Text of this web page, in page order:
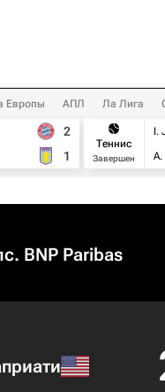
Европы АПЛ Ла Лига
2
1
Теннис
Завершен
I.
А.
BNP Paribas